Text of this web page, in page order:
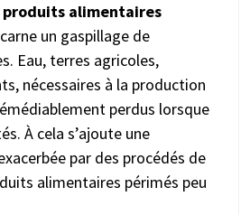
produits alimentaires
un gaspillage de
Eau, terres agricoles,
nécessaires à la production
perdus lorsque
À cela s’ajoute une
par des procédés de
alimentaires périmés peu